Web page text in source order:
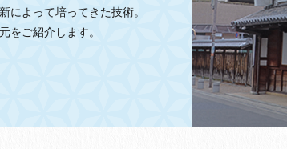
によって培ってきた技術。
をご紹介します。